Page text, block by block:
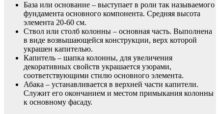
База или основание – выступает в роли так называемого
фундамента основного компонента. Средняя высота
элемента 20-60 см.
Ствол или столб колонны – основная часть. Выполнена
в виде возвышающейся конструкции, верх которой
украшен капителью.
Капитель – шапка колонны, для увеличения
декоративных свойств украшается узорами,
соответствующими стилю основного элемента.
Абака – устанавливается в верхней части капители.
Служит его окончанием и местом примыкания колонны
к основному фасаду.